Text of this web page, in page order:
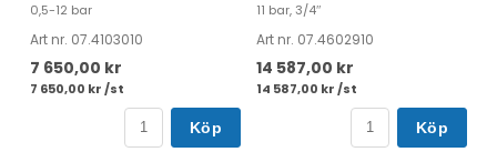
0,5-12 bar
Art nr. 07.4103010
7 650,00 kr
7 650,00 kr /st
Köp
11 bar, 3/4″
Art nr. 07.4602910
14 587,00 kr
14 587,00 kr /st
Köp